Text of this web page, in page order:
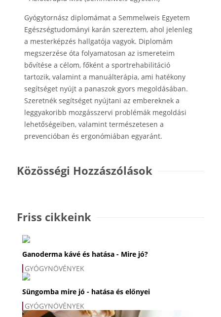
Gyógytornász diplomámat a Semmelweis Egyetem
Egészségtudományi karán szereztem, ahol jelenleg
a mesterképzés hallgatója vagyok. Diplomám
megszerzése óta folyamatosan az ismereteim
bővítése a célom, főként a sportrehabilitáció
tartozik, valamint a manuálterápia, ami hatékony
segítséget nyújt a panaszok gyors megoldásában.
Szeretnék segítséget nyújtani az embereknek a
leggyakoribb mozgásszervi problémák megoldási
lehetőségeiben, valamint természetesen a
prevencióban és ergonómiában egyaránt.
Közösségi Hozzászólások
Friss cikkeink
Ganoderma kávé és hatása - Mire jó?
GYÓGYNÖVÉNYEK
Süngomba mire jó - hatása és előnyei
GYÓGYNÖVÉNYEK